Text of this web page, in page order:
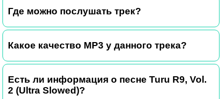
Где можно послушать трек?
Какое качество MP3 у данного трека?
Есть ли информация о песне Turu R9, Vol.
2 (Ultra Slowed)?